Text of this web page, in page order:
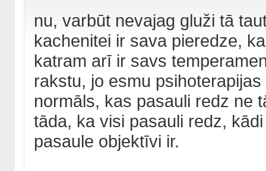
nu, varbūt nevajag gluži tā
kachenitei ir sava pieredze,
katram arī ir savs
rakstu, jo esmu
normāls, kas pasauli redz ne
tāda, ka visi pasauli redz,
pasaule objektīvi ir.